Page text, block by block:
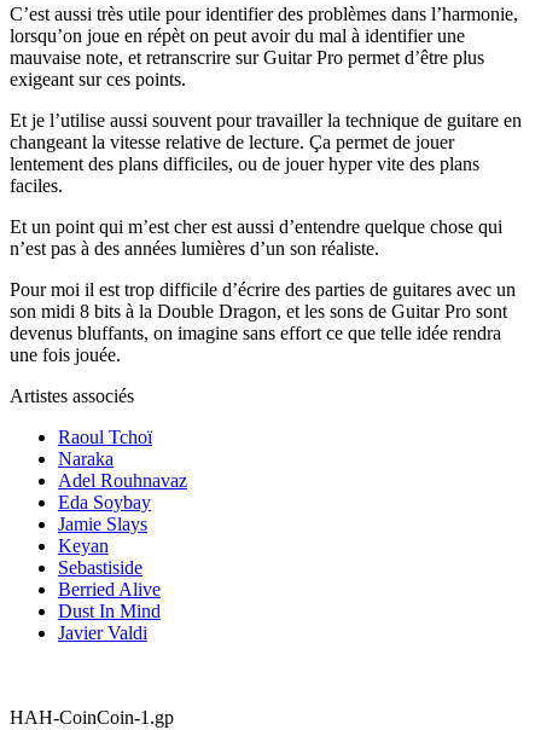
C’est aussi très utile pour identifier des problèmes dans l’harmonie,
lorsqu’on joue en répèt on peut avoir du mal à identifier une
mauvaise note, et retranscrire sur Guitar Pro permet d’être plus
exigeant sur ces points.
Et je l’utilise aussi souvent pour travailler la technique de guitare en
changeant la vitesse relative de lecture. Ça permet de jouer
lentement des plans difficiles, ou de jouer hyper vite des plans
faciles.
Et un point qui m’est cher est aussi d’entendre quelque chose qui
n’est pas à des années lumières d’un son réaliste.
Pour moi il est trop difficile d’écrire des parties de guitares avec un
son midi 8 bits à la Double Dragon, et les sons de Guitar Pro sont
devenus bluffants, on imagine sans effort ce que telle idée rendra
une fois jouée.
Artistes associés
Raoul Tchoï
Naraka
Adel Rouhnavaz
Eda Soybay
Jamie Slays
Keyan
Sebastiside
Berried Alive
Dust In Mind
Javier Valdi
HAH-CoinCoin-1.gp